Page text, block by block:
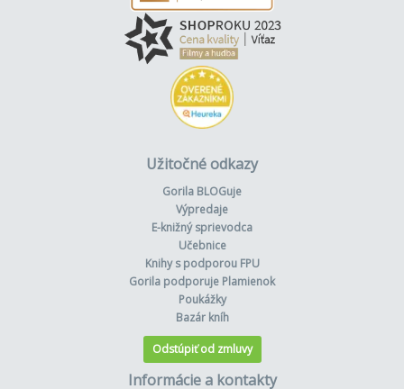
Užitočné odkazy
Gorila BLOGuje
Výpredaje
E-knižný sprievodca
Učebnice
Knihy s podporou FPU
Gorila podporuje Plamienok
Poukážky
Bazár kníh
Odstúpiť od zmluvy
Informácie a kontakty